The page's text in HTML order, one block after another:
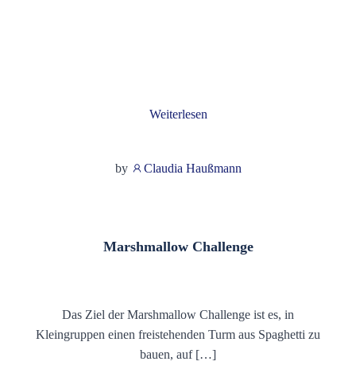
Weiterlesen
by Claudia Haußmann
Marshmallow Challenge
Das Ziel der Marshmallow Challenge ist es, in
Kleingruppen einen freistehenden Turm aus Spaghetti zu
bauen, auf […]